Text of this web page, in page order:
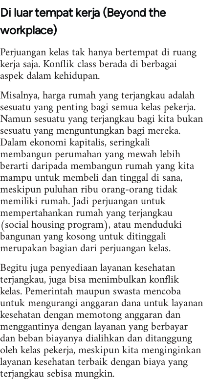
Di luar tempat kerja (Beyond the
workplace)
Perjuangan kelas tak hanya bertempat di ruang
kerja saja. Konflik class berada di berbagai
aspek dalam kehidupan.
Misalnya, harga rumah yang terjangkau adalah
sesuatu yang penting bagi semua kelas pekerja.
Namun sesuatu yang terjangkau bagi kita bukan
sesuatu yang menguntungkan bagi mereka.
Dalam ekonomi kapitalis, seringkali
membangun perumahan yang mewah lebih
berarti daripada membangun rumah yang kita
mampu untuk membeli dan tinggal di sana,
meskipun puluhan ribu orang-orang tidak
memiliki rumah. Jadi perjuangan untuk
mempertahankan rumah yang terjangkau
(social housing program), atau menduduki
bangunan yang kosong untuk ditinggali
merupakan bagian dari perjuangan kelas.
Begitu juga penyediaan layanan kesehatan
terjangkau, juga bisa menimbulkan konflik
kelas. Pemerintah maupun swasta mencoba
untuk mengurangi anggaran dana untuk layanan
kesehatan dengan memotong anggaran dan
menggantinya dengan layanan yang berbayar
dan beban biayanya dialihkan dan ditanggung
oleh kelas pekerja, meskipun kita menginginkan
layanan kesehatan terbaik dengan biaya yang
terjangkau sebisa mungkin.